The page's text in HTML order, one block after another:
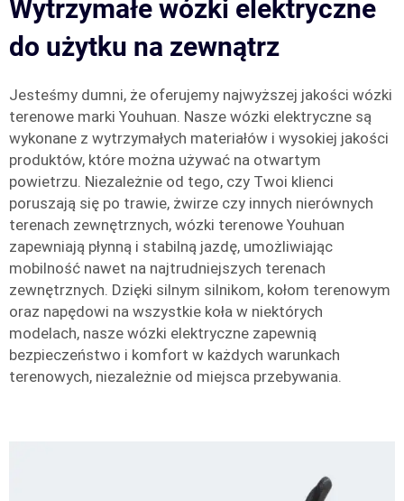
Wytrzymałe wózki elektryczne
do użytku na zewnątrz
Jesteśmy dumni, że oferujemy najwyższej jakości wózki
terenowe marki Youhuan. Nasze wózki elektryczne są
wykonane z wytrzymałych materiałów i wysokiej jakości
produktów, które można używać na otwartym
powietrzu. Niezależnie od tego, czy Twoi klienci
poruszają się po trawie, żwirze czy innych nierównych
terenach zewnętrznych, wózki terenowe Youhuan
zapewniają płynną i stabilną jazdę, umożliwiając
mobilność nawet na najtrudniejszych terenach
zewnętrznych. Dzięki silnym silnikom, kołom terenowym
oraz napędowi na wszystkie koła w niektórych
modelach, nasze wózki elektryczne zapewnią
bezpieczeństwo i komfort w każdych warunkach
terenowych, niezależnie od miejsca przebywania.